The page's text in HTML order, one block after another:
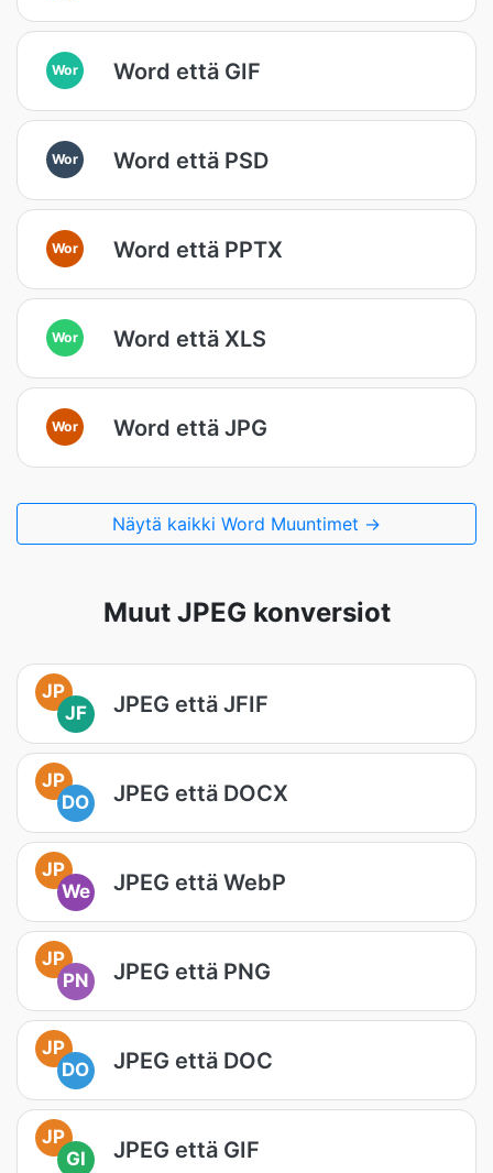
Wor Word että GIF
Wor Word että PSD
Wor Word että PPTX
Wor Word että XLS
Wor Word että JPG
Näytä kaikki Word Muuntimet →
Muut JPEG konversiot
JP
JF
JPEG että JFIF
JP
DO
JPEG että DOCX
JP
We
JPEG että WebP
JP
PN
JPEG että PNG
JP
DO
JPEG että DOC
JP
GI
JPEG että GIF